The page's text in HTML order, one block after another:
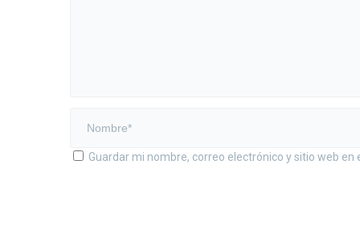
Guardar mi nombre, correo electrónico y sitio web